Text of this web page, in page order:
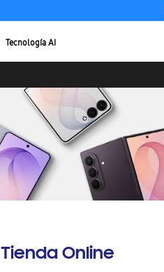
Tecnología AI
Tienda Online